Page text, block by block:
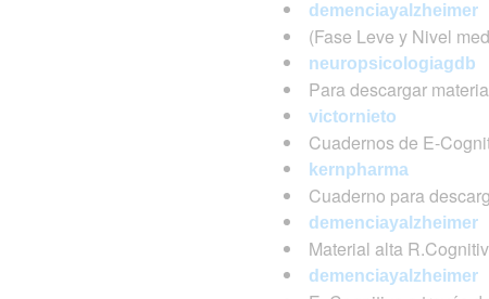
demenciayalzheimer
(Fase Leve y Nivel
neuropsicologiagdb
Para descargar
victornieto
Cuadernos de E-
kernpharma
Cuaderno para
demenciayalzheimer
Material alta
demenciayalzheimer